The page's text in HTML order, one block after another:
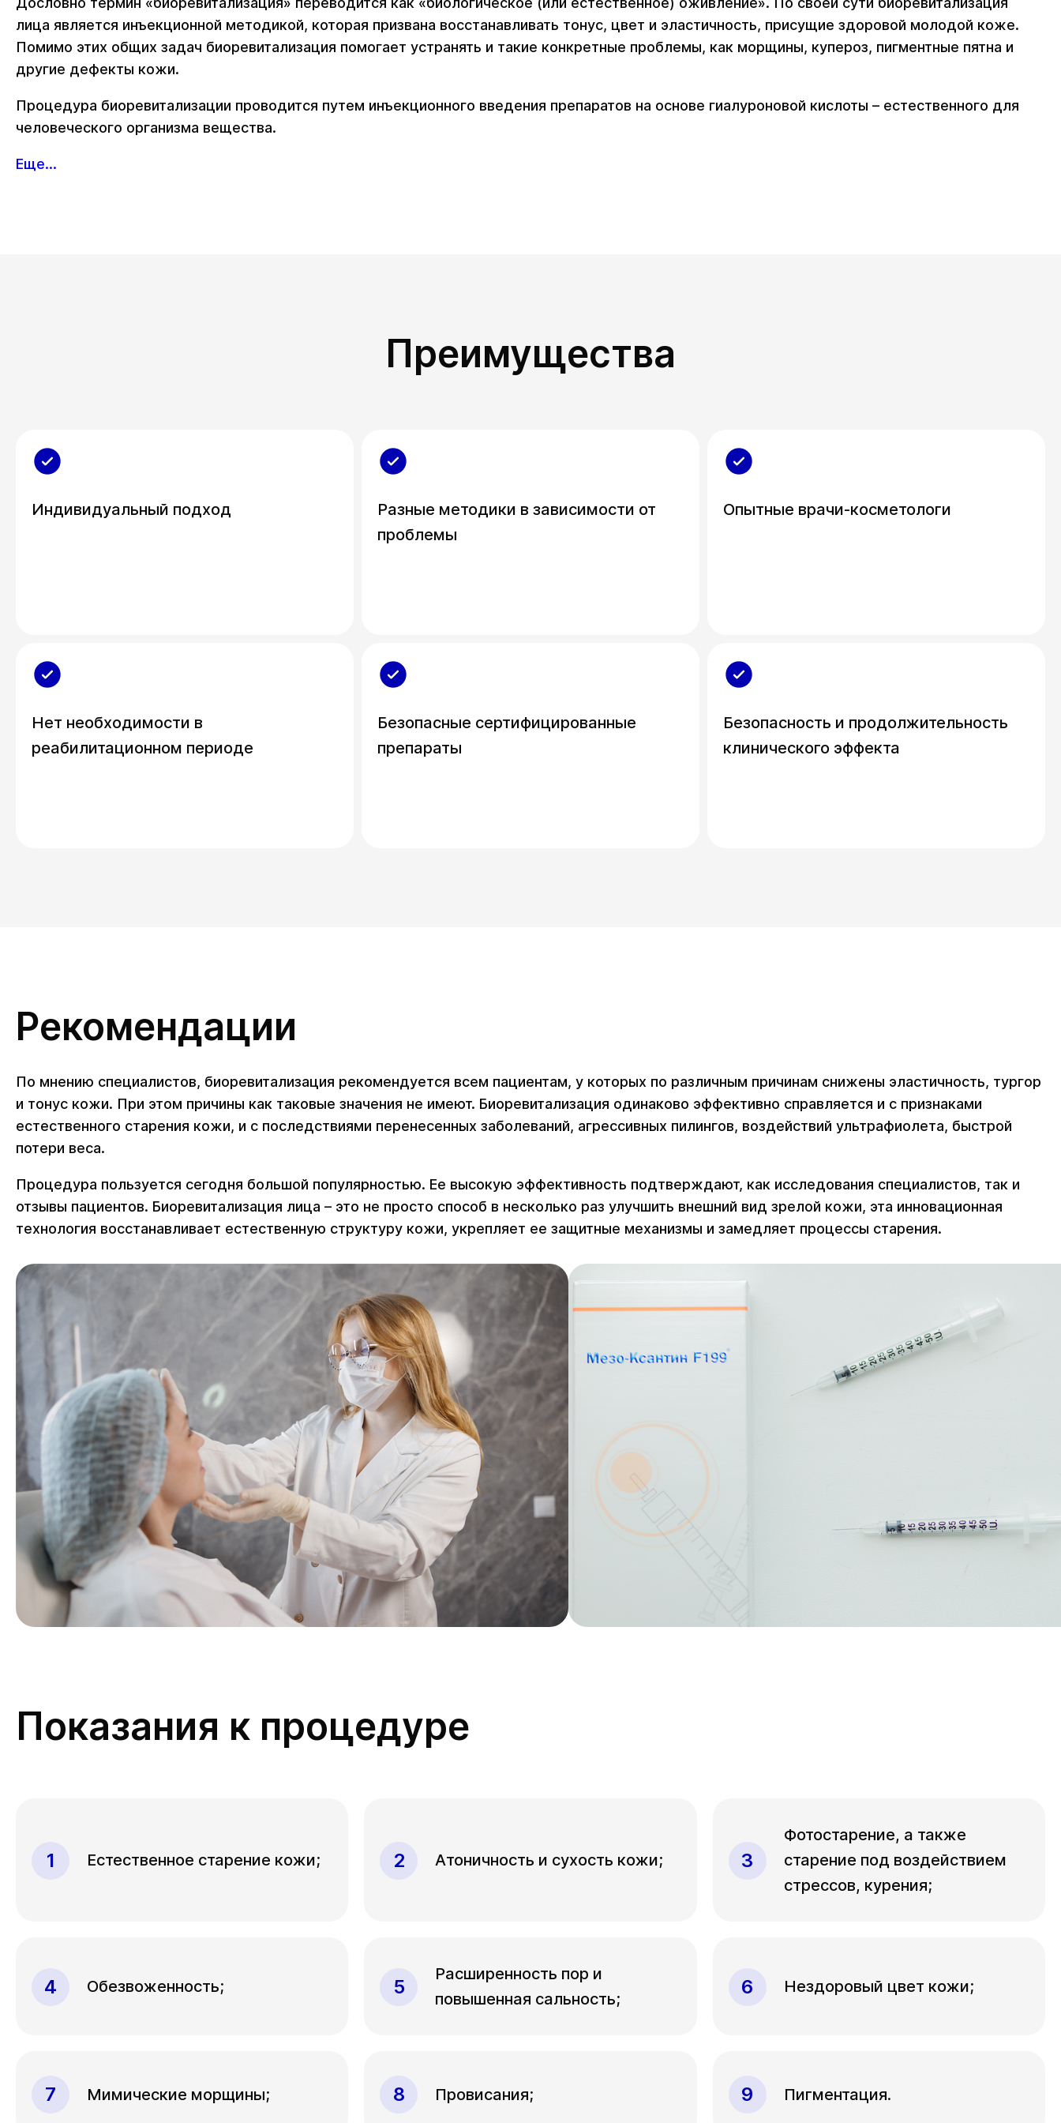
лица является инъекционной методикой, которая призвана восстанавливать тонус, цвет и эластичность, присущие здоровой молодой коже.
Помимо этих общих задач биоревитализация помогает устранять и такие конкретные проблемы, как морщины, купероз, пигментные пятна и
другие дефекты кожи.
Процедура биоревитализации проводится путем инъекционного введения препаратов на основе гиалуроновой кислоты – естественного для
человеческого организма вещества.
Еще...
Преимущества
Индивидуальный подход
Разные методики в зависимости от
проблемы
Опытные врачи-косметологи
Нет необходимости в
реабилитационном периоде
Безопасные сертифицированные
препараты
Безопасность и продолжительность
клинического эффекта
Рекомендации
По мнению специалистов, биоревитализация рекомендуется всем пациентам, у которых по различным причинам снижены эластичность, тургор
и тонус кожи. При этом причины как таковые значения не имеют. Биоревитализация одинаково эффективно справляется и с признаками
естественного старения кожи, и с последствиями перенесенных заболеваний, агрессивных пилингов, воздействий ультрафиолета, быстрой
потери веса.
Процедура пользуется сегодня большой популярностью. Ее высокую эффективность подтверждают, как исследования специалистов, так и
отзывы пациентов. Биоревитализация лица – это не просто способ в несколько раз улучшить внешний вид зрелой кожи, эта инновационная
технология восстанавливает естественную структуру кожи, укрепляет ее защитные механизмы и замедляет процессы старения.
Показания к процедуре
Естественное старение кожи; Атоничность и сухость кожи;
Фотостарение, а также
старение под воздействием
стрессов, курения;
Обезвоженность;
Расширенность пор и
повышенная сальность;
Нездоровый цвет кожи;
Мимические морщины; Провисания; Пигментация.